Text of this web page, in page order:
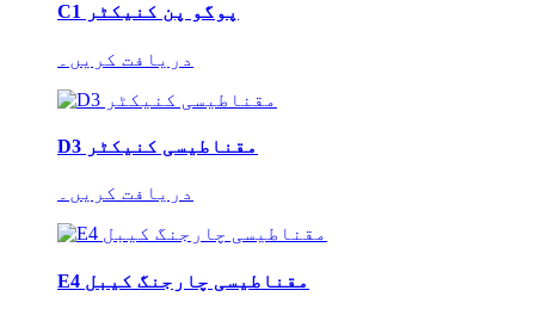
C1 پوگو پن کنیکٹر
دریافت کریں۔
D3 مقناطیسی کنیکٹر
دریافت کریں۔
E4 مقناطیسی چارجنگ کیبل